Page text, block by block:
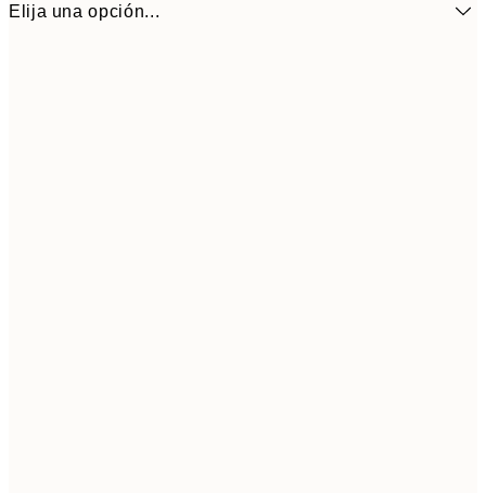
Elija una opción...